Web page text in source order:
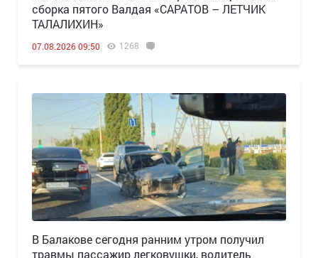
сборка пятого Валдая «САРАТОВ – ЛЕТЧИК
ТАЛАЛИХИН»
07.08.2026 09:50 1268
В Балакове сегодня ранним утром получил
травмы пассажир легковушки, водитель